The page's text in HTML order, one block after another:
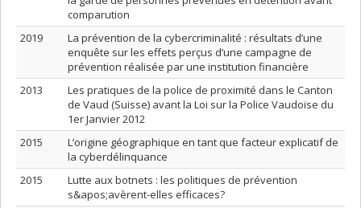
comparution
2019
La prévention de la cybercriminalité : résultats d’une
enquête sur les effets perçus d’une campagne de
prévention réalisée par une institution financière
2013
Les pratiques de la police de proximité dans le Canton
de Vaud (Suisse) avant la Loi sur la Police Vaudoise du
1er Janvier 2012
2015
L’origine géographique en tant que facteur explicatif de
la cyberdélinquance
2015
Lutte aux botnets : les politiques de prévention
s&apos;avèrent-elles efficaces?